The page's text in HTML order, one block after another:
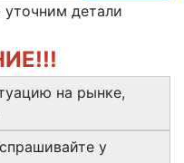
детали
на рынке,
у